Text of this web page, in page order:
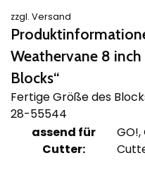
zzgl. Versand
Weathervane 8
Blocks“
Fertige Größe des
28-55544
assend für
Cutter:
GO!,